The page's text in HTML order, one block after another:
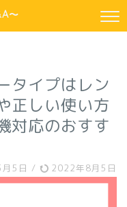
～
タイプはレン
正しい使い方
対応のおすす
5日 / 2022年8月5日